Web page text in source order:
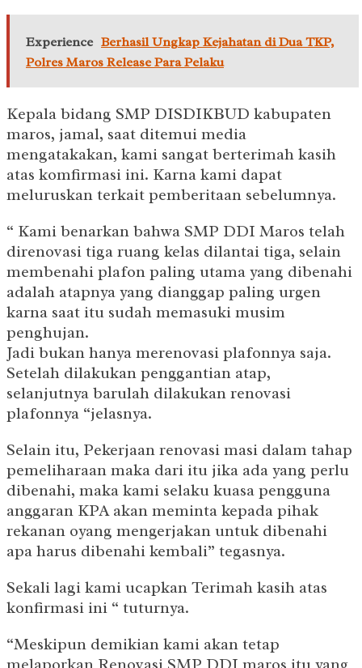
Experience Berhasil Ungkap Kejahatan di Dua TKP,
Polres Maros Release Para Pelaku
Kepala bidang SMP DISDIKBUD kabupaten
maros, jamal, saat ditemui media
mengatakakan, kami sangat berterimah kasih
atas komfirmasi ini. Karna kami dapat
meluruskan terkait pemberitaan sebelumnya.
“ Kami benarkan bahwa SMP DDI Maros telah
direnovasi tiga ruang kelas dilantai tiga, selain
membenahi plafon paling utama yang dibenahi
adalah atapnya yang dianggap paling urgen
karna saat itu sudah memasuki musim
penghujan.
Jadi bukan hanya merenovasi plafonnya saja.
Setelah dilakukan penggantian atap,
selanjutnya barulah dilakukan renovasi
plafonnya “jelasnya.
Selain itu, Pekerjaan renovasi masi dalam tahap
pemeliharaan maka dari itu jika ada yang perlu
dibenahi, maka kami selaku kuasa pengguna
anggaran KPA akan meminta kepada pihak
rekanan oyang mengerjakan untuk dibenahi
apa harus dibenahi kembali” tegasnya.
Sekali lagi kami ucapkan Terimah kasih atas
konfirmasi ini “ tuturnya.
“Meskipun demikian kami akan tetap